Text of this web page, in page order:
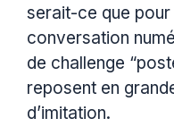
serait-ce que
conversation
de challenge
reposent en
d’imitation.